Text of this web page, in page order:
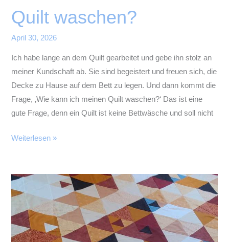
Quilt waschen?
April 30, 2026
Ich habe lange an dem Quilt gearbeitet und gebe ihn stolz an
meiner Kundschaft ab. Sie sind begeistert und freuen sich, die
Decke zu Hause auf dem Bett zu legen. Und dann kommt die
Frage, ‚Wie kann ich meinen Quilt waschen?‘ Das ist eine
gute Frage, denn ein Quilt ist keine Bettwäsche und soll nicht
Wie
meinen
Quilt
waschen?
Weiterlesen »